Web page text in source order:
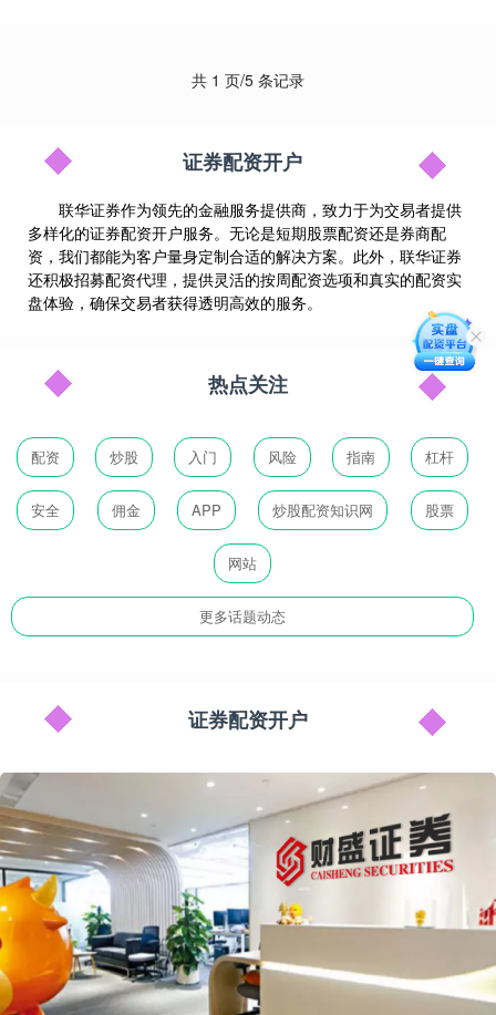
共 1 页/5 条记录
证券配资开户
联华证券作为领先的金融服务提供商，致力于为交易者提供
多样化的证券配资开户服务。无论是短期股票配资还是券商配
资，我们都能为客户量身定制合适的解决方案。此外，联华证券
还积极招募配资代理，提供灵活的按周配资选项和真实的配资实
盘体验，确保交易者获得透明高效的服务。
热点关注
配资 炒股 入门 风险 指南 杠杆
安全 佣金 APP 炒股配资知识网 股票
网站
更多话题动态
证券配资开户